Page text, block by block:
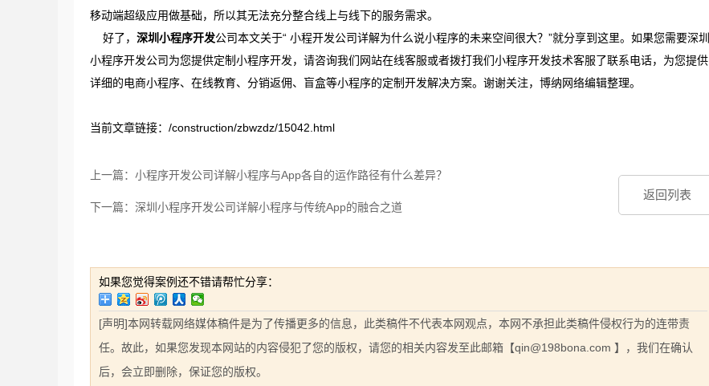
移动端超级应用做基础，所以其无法充分整合线上与线下的服务需求。
好了， 深圳小程序开发公司本文关于“ 小程开发公司详解为什么说小程序的未来空间很大？”就分享到这里。如果您需要深圳
小程序开发公司为您提供定制小程序开发，请咨询我们网站在线客服或者拨打我们小程序开发技术客服了联系电话，为您提供
详细的电商小程序、在线教育、分销返佣、盲盒等小程序的定制开发解决方案。谢谢关注，博纳网络编辑整理。
当前文章链接：/construction/zbwzdz/15042.html
上一篇：小程序开发公司详解小程序与App各自的运作路径有什么差异？
下一篇：深圳小程序开发公司详解小程序与传统App的融合之道
返回列表
如果您觉得案例还不错请帮忙分享：
[声明]本网转载网络媒体稿件是为了传播更多的信息，此类稿件不代表本网观点，本网不承担此类稿件侵权行为的连带责
任。故此，如果您发现本网站的内容侵犯了您的版权，请您的相关内容发至此邮箱【qin@198bona.com 】，我们在确认
后，会立即删除，保证您的版权。